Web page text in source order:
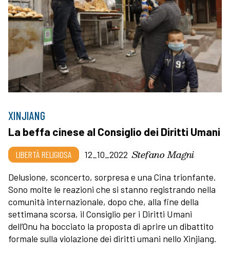
XINJIANG
La beffa cinese al Consiglio dei Diritti Umani
LIBERTÀ RELIGIOSA 12_10_2022 Stefano Magni
Delusione, sconcerto, sorpresa e una Cina trionfante.
Sono molte le reazioni che si stanno registrando nella
comunità internazionale, dopo che, alla fine della
settimana scorsa, il Consiglio per i Diritti Umani
dell’Onu ha bocciato la proposta di aprire un dibattito
formale sulla violazione dei diritti umani nello Xinjiang.